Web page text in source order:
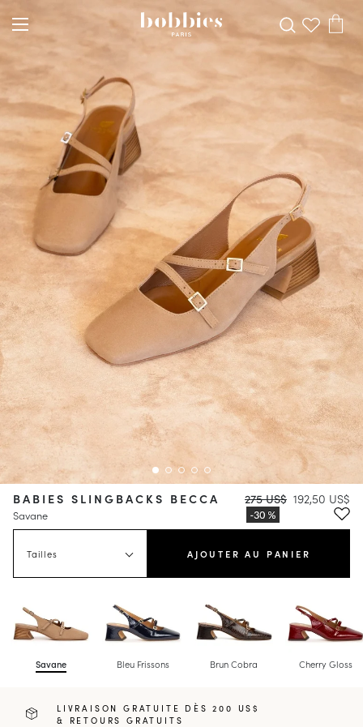
BABIES SLINGBACKS BECCA
Savane
275 US$ 192,50 US$
Tailles AJOUTER AU PANIER
Savane Bleu Frissons Brun Cobra Cherry Gloss
LIVRAISON GRATUITE DÈS 200 US$
& RETOURS GRATUITS